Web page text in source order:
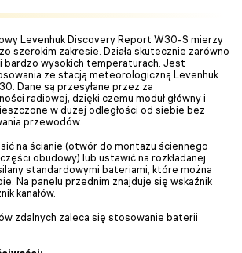
Levenhuk Discovery Report W30-S mierzy
szerokim zakresie. Działa skutecznie zarówno
bardzo wysokich temperaturach. Jest
ze stacją meteorologiczną Levenhuk
Dane są przesyłane przez za
radiowej, dzięki czemu moduł główny i
w dużej odległości od siebie bez
przewodów.
na ścianie (otwór do montażu ściennego
obudowy) lub ustawić na rozkładanej
standardowymi bateriami, które można
Na panelu przednim znajduje się wskaźnik
kanałów.
zdalnych zaleca się stosowanie baterii